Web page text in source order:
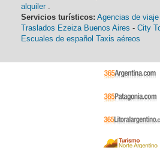
alquiler
Servicios turísticos: Agencias de viaje
Traslados Ezeiza Buenos Aires - City
Escuales de español Taxis aéreos